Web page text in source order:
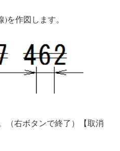
を作図します。
（右ボタンで終了）【取消